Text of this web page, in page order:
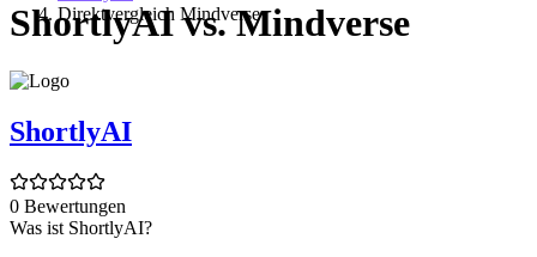
Direktvergleich Mindverse
ShortlyAI vs. Mindverse
ShortlyAI
0 Bewertungen
Was ist ShortlyAI?